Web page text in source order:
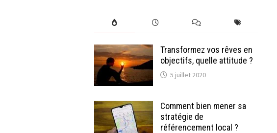
Transformez vos rêves en
objectifs, quelle attitude ?
5 juillet 2020
Comment bien mener sa
stratégie de
référencement local ?